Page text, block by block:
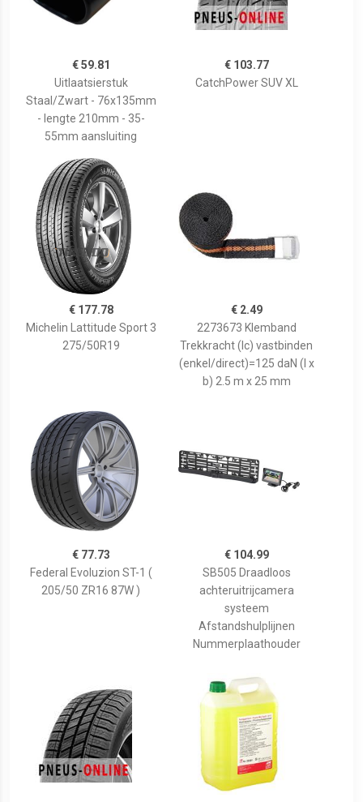
€ 59.81
Uitlaatsierstuk
Staal/Zwart - 76x135mm
- lengte 210mm - 35-
55mm aansluiting
€ 103.77
CatchPower SUV XL
€ 177.78
Michelin Lattitude Sport 3
275/50R19
€ 2.49
2273673 Klemband
Trekkracht (lc) vastbinden
(enkel/direct)=125 daN (l x
b) 2.5 m x 25 mm
€ 77.73
Federal Evoluzion ST-1 (
205/50 ZR16 87W )
€ 104.99
SB505 Draadloos
achteruitrijcamera
systeem
Afstandshulplijnen
Nummerplaathouder